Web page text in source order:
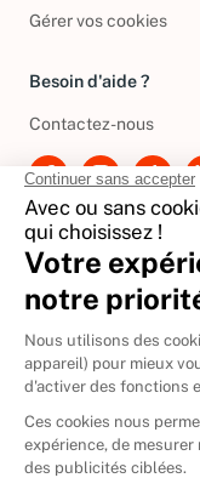
Gérer vos cookies
Besoin d'aide ?
Contactez-nous
International
🇪🇸 Espagne
🇩🇪Allemagne
🇮🇹 Italie